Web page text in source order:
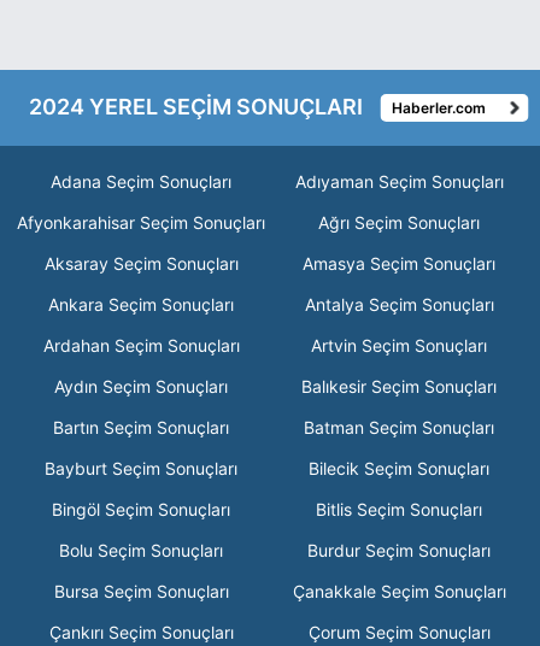
2024 YEREL SEÇİM SONUÇLARI Haberler.com
Adana Seçim Sonuçları
Adıyaman Seçim Sonuçları
Afyonkarahisar Seçim Sonuçları
Ağrı Seçim Sonuçları
Aksaray Seçim Sonuçları
Amasya Seçim Sonuçları
Ankara Seçim Sonuçları
Antalya Seçim Sonuçları
Ardahan Seçim Sonuçları
Artvin Seçim Sonuçları
Aydın Seçim Sonuçları
Balıkesir Seçim Sonuçları
Bartın Seçim Sonuçları
Batman Seçim Sonuçları
Bayburt Seçim Sonuçları
Bilecik Seçim Sonuçları
Bingöl Seçim Sonuçları
Bitlis Seçim Sonuçları
Bolu Seçim Sonuçları
Burdur Seçim Sonuçları
Bursa Seçim Sonuçları
Çanakkale Seçim Sonuçları
Çankırı Seçim Sonuçları
Çorum Seçim Sonuçları